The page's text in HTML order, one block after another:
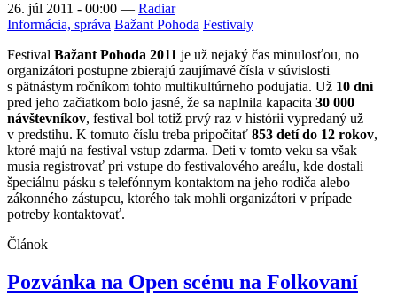
26. júl 2011 - 00:00 — Radiar
Informácia, správa Bažant Pohoda Festivaly
Festival Bažant Pohoda 2011 je už nejaký čas minulosťou, no
organizátori postupne zbierajú zaujímavé čísla v súvislosti
s pätnástym ročníkom tohto multikultúrneho podujatia. Už 10 dní
pred jeho začiatkom bolo jasné, že sa naplnila kapacita 30 000
návštevníkov, festival bol totiž prvý raz v histórii vypredaný už
v predstihu. K tomuto číslu treba pripočítať 853 detí do 12 rokov,
ktoré majú na festival vstup zdarma. Deti v tomto veku sa však
musia registrovať pri vstupe do festivalového areálu, kde dostali
špeciálnu pásku s telefónnym kontaktom na jeho rodiča alebo
zákonného zástupcu, ktorého tak mohli organizátori v prípade
potreby kontaktovať.
Článok
Pozvánka na Open scénu na Folkovaní